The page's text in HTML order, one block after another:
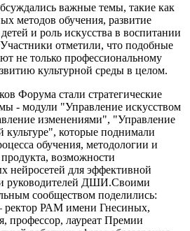
важные темы, такие как
методов обучения, развитие
и роль искусства в воспитании
отметили, что подобные
не только профессиональному
культурной среды в целом.
Форума стали стратегические
- модули "Управление искусством
изменениями", "Управление
которые поднимали
обучения, методологии и
возможности
нейросетей для эффективной
и руководителей ДШИ.Своими
сообществом поделились:
ректор РАМ имени Гнесиных,
профессор, лауреат Премии